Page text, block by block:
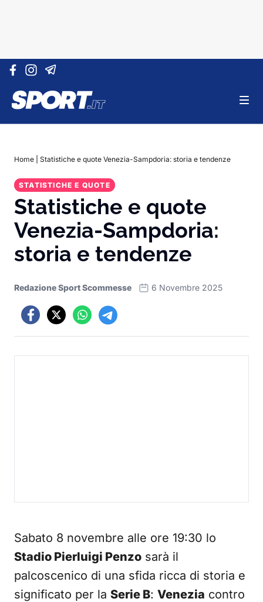
Vai al contenuto
Home Statistiche e quote Venezia-Sampdoria: storia e tendenze
STATISTICHE E QUOTE
Statistiche e quote
Venezia-Sampdoria:
storia e tendenze
Redazione Sport Scommesse 6 Novembre 2025
Sabato 8 novembre alle ore 19:30 lo
Stadio Pierluigi Penzo sarà il
palcoscenico di una sfida ricca di storia e
significato per la Serie B: Venezia contro